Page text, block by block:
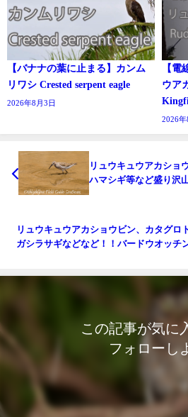
【バナナの葉に止まる】カンム
リワシ Crested serpent eagle
2026年8月3日
【
ウア
2026年
リュウキュウアカショ
ハマシギ等など盛り沢
リュウキュウアカショウビン、カタグロ
ガシラサギなどなど！！バードウオッチ
この記事が気に
フォローし